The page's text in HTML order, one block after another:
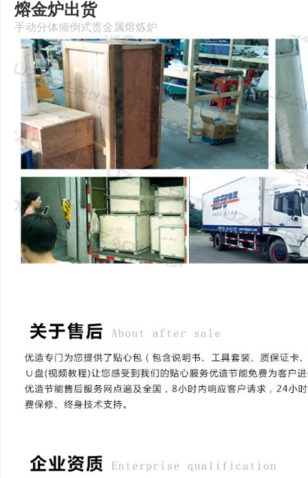
熔金炉出货
手动分体倾倒式贵金属熔炼炉